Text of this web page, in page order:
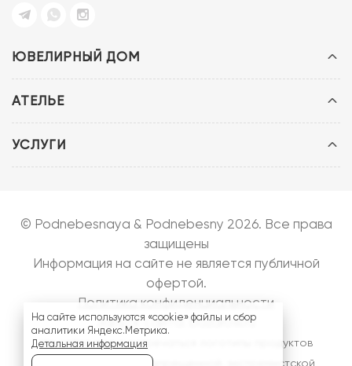
ЮВЕЛИРНЫЙ ДОМ
АТЕЛЬЕ
УСЛУГИ
© Podnebesnaya & Podnebesny 2026. Все права
защищены
Информация на сайте не является публичной
офертой.
Политика конфиденциальности
Запуск сайта:bazarow.ru
На сайте могут встречаться логотипы продуктов
- запрещенной, экстремистской
На сайте используются «cookie» файлы и сбор
аналитики Яндекс.Метрика.
Детальная информация